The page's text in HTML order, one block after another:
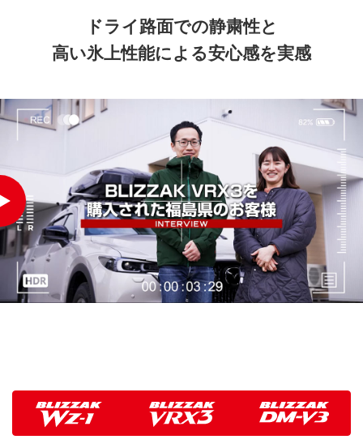
ドライ路面での静粛性と
高い氷上性能による安心感を実感
[INTERVIEW] BLIZZAK VRX3 を購入された福島県のお客様
動画を再生